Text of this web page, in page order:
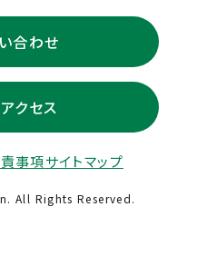
合わせ
クセス
事項サイトマップ
All Rights Reserved.